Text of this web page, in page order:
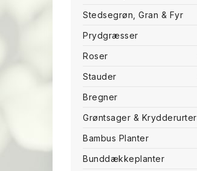
Stedsegrøn, Gran & Fyr
Prydgræsser
Roser
Stauder
Bregner
Grøntsager & Krydderurter
Bambus Planter
Bunddækkeplanter